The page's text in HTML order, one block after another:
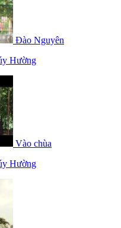
Đào Nguyên
Hường
Vào chùa
Hường